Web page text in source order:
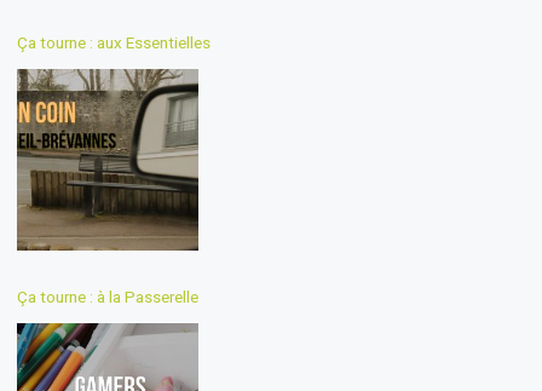
Ça tourne : aux Essentielles
Ça tourne : à la Passerelle